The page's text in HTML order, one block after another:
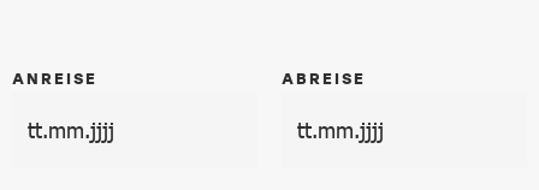
ANREISE ABREISE